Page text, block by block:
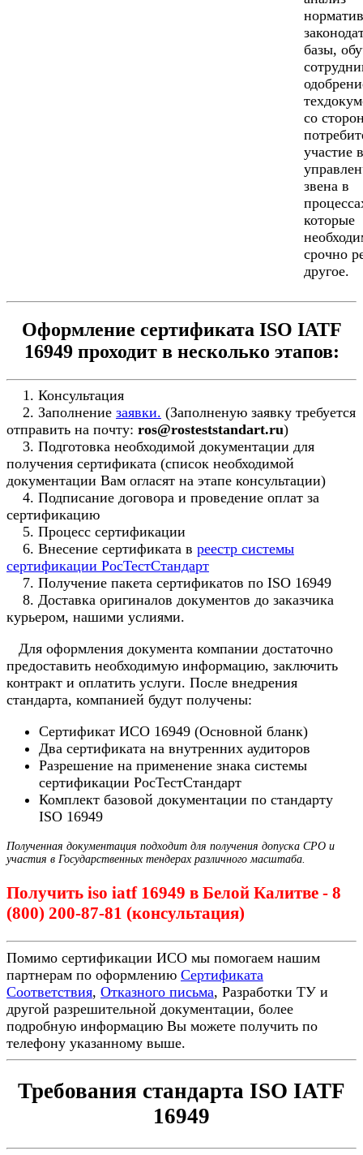
базы,
со
участие
звена в
которые
срочно
другое.
Оформление сертификата ISO IATF
16949 проходит в несколько этапов:
1. Консультация
2. Заполнение заявки. (Заполненую заявку требуется
отправить на почту: ros@rosteststandart.ru)
3. Подготовка необходимой документации для
получения сертификата (список необходимой
документации Вам огласят на этапе консультации)
4. Подписание договора и проведение оплат за
сертификацию
5. Процесс сертификации
6. Внесение сертификата в реестр системы
сертификации РосТестСтандарт
7. Получение пакета сертификатов по ISO 16949
8. Доставка оригиналов документов до заказчика
курьером, нашими услиями.
Для оформления документа компании достаточно
предоставить необходимую информацию, заключить
контракт и оплатить услуги. После внедрения
стандарта, компанией будут получены:
Сертификат ИСО 16949 (Основной бланк)
Два сертификата на внутренних аудиторов
Разрешение на применение знака системы
сертификации РосТестСтандарт
Комплект базовой документации по стандарту
ISO 16949
Полученная документация подходит для получения допуска СРО и
участия в Государственных тендерах различного масштаба.
Получить iso iatf 16949 в Белой Калитве - 8
(800) 200-87-81 (консультация)
Помимо сертификации ИСО мы помогаем нашим
партнерам по оформлению Сертификата
Соответствия, Отказного письма, Разработки ТУ и
другой разрешительной документации, более
подробную информацию Вы можете получить по
телефону указанному выше.
Требования стандарта ISO IATF
16949